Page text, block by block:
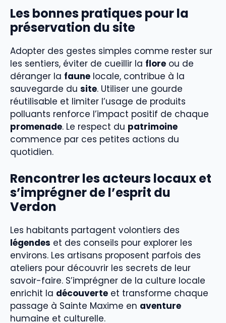
Les bonnes pratiques pour la
préservation du site
Adopter des gestes simples comme rester sur
les sentiers, éviter de cueillir la flore ou de
déranger la faune locale, contribue à la
sauvegarde du site. Utiliser une gourde
réutilisable et limiter l’usage de produits
polluants renforce l’impact positif de chaque
promenade. Le respect du patrimoine
commence par ces petites actions du
quotidien.
Rencontrer les acteurs locaux et
s’imprégner de l’esprit du
Verdon
Les habitants partagent volontiers des
légendes et des conseils pour explorer les
environs. Les artisans proposent parfois des
ateliers pour découvrir les secrets de leur
savoir-faire. S’imprégner de la culture locale
enrichit la découverte et transforme chaque
passage à Sainte Maxime en aventure
humaine et culturelle.